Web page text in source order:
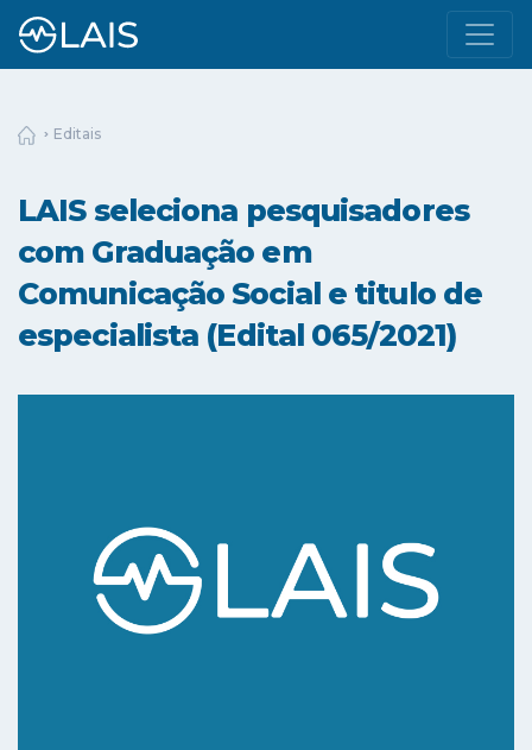
Editais
LAIS seleciona pesquisadores
com Graduação em
Comunicação Social e titulo de
especialista (Edital 065/2021)